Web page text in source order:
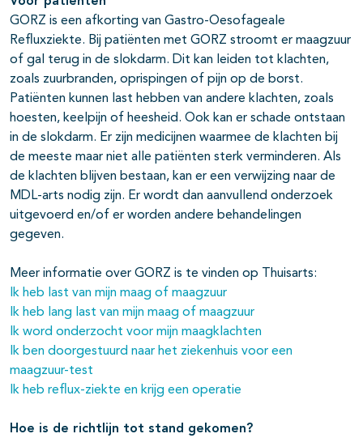
GORZ is een afkorting van Gastro-Oesofageale
Refluxziekte. Bij patiënten met GORZ stroomt er maagzuur
of gal terug in de slokdarm. Dit kan leiden tot klachten,
zoals zuurbranden, oprispingen of pijn op de borst.
Patiënten kunnen last hebben van andere klachten, zoals
hoesten, keelpijn of heesheid. Ook kan er schade ontstaan
in de slokdarm. Er zijn medicijnen waarmee de klachten bij
de meeste maar niet alle patiënten sterk verminderen. Als
de klachten blijven bestaan, kan er een verwijzing naar de
MDL-arts nodig zijn. Er wordt dan aanvullend onderzoek
uitgevoerd en/of er worden andere behandelingen
gegeven.
Meer informatie over GORZ is te vinden op Thuisarts:
Ik heb last van mijn maag of maagzuur
Ik heb lang last van mijn maag of maagzuur
Ik word onderzocht voor mijn maagklachten
Ik ben doorgestuurd naar het ziekenhuis voor een
maagzuur-test
Ik heb reflux-ziekte en krijg een operatie
Hoe is de richtlijn tot stand gekomen?